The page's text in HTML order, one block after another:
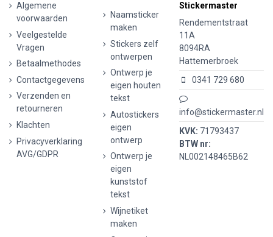
Algemene
voorwaarden
Veelgestelde
Vragen
Betaalmethodes
Contactgegevens
Verzenden en
retourneren
Klachten
Privacyverklaring
AVG/GDPR
Naamsticker
maken
Stickers zelf
ontwerpen
Ontwerp je
eigen houten
tekst
Autostickers
eigen
ontwerp
Ontwerp je
eigen
kunststof
tekst
Wijnetiket
maken
Stickermaster
Rendementstraat
11A
8094RA
Hattemerbroek
0341 729 680
info@stickermaster.nl
KVK: 71793437
BTW nr:
NL002148465B62